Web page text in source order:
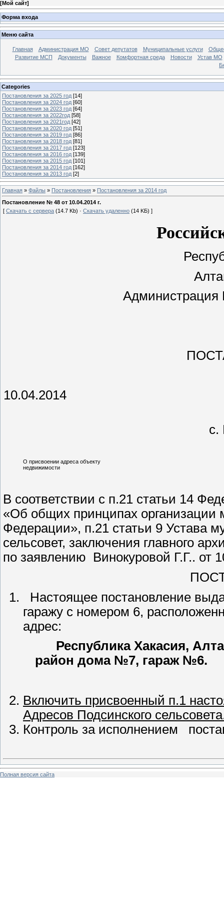
[Мой сайт]
Форма входа
Меню сайта
Главная Администрация МО Совет депутатов Муниципальные услуги
Развитие МСП
Документы Важное Комфортная среда Новости
Устав МО
Categories
Постановления за 2025 год [14]
Постановления за 2024 год [60]
Постановления за 2023 год [64]
Постановления за 2022год [58]
Постановления за 2021год [42]
Постановления за 2020 год [51]
Постановления за 2019 год [86]
Постановления за 2018 год [81]
Постановления за 2017 год [123]
Постановления за 2016 год [139]
Постановления за 2015 год [101]
Постановления за 2014 год [162]
Постановления за 2013 год [2]
Главная » Файлы » Постановления » Постановления за 2014 год
Постановление № 48 от 10.04.2014 г.
[ Скачать с сервера (14.7 Kb) · Скачать удаленно (14 KБ) ]
Администрация
с.
О присвоении адреса объекту
недвижимости
В соответствии с п.21 статьи 14
«Об общих принципах организации
Федерации», п.21 статьи 9 Устава
сельсовет, заключения главного
по заявлению Винокуровой Г.Г.. от
Настоящее постановление
гаражу с номером 6,
адрес:
Республика Хакасия,
район дома №7, гараж №6.
Включить присвоенный п.1
Адресов Подсинского
Контроль за исполнением
Полная версия сайта